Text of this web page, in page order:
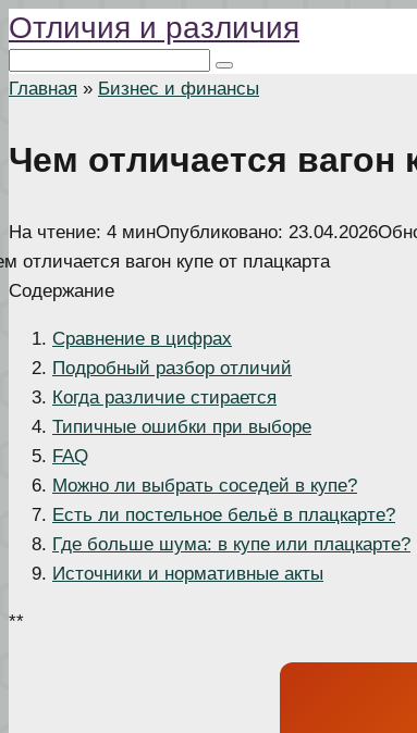
Перейти
к
контенту
Отличия и различия
Главная » Бизнес и финансы
Чем отличается вагон
На чтение: 4 минОпубликовано: 23.04.2026
Содержание
Сравнение в цифрах
Подробный разбор отличий
Когда различие стирается
Типичные ошибки при выборе
FAQ
Можно ли выбрать соседей в купе?
Есть ли постельное бельё в плацкарте?
Где больше шума: в купе или плацкарте?
Источники и нормативные акты
**